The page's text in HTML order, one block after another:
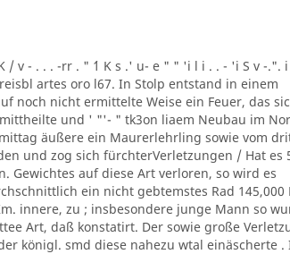
v - . . . -rr . " ´1 K s .' u- e " " 'i l i . . - 'i S v -.". i
artes oro l67. In Stolp entstand in einem
noch nicht ermittelte Weise ein Feuer, das
und ' "'- " tk3on liaem Neubau im
äußere ein Maurerlehrling sowie vom
und zog sich fürchterVerletzungen / Hat es
Gewichtes auf diese Art verloren, so wird es
ein nicht gebtemstes Rad 145,000
innere, zu ; insbesondere junge Mann so
Art, daß konstatirt. Der sowie große
königl. smd diese nahezu wtal einäscherte .